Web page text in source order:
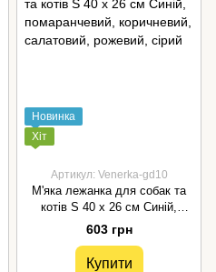
Новинка
Хіт
Артикул: Venerka-gd10
М'яка лежанка для собак та
котів S 40 х 26 см Синій,
помаранчевий, коричневий,
салатовий, рожевий, сірий
603 грн
Купити